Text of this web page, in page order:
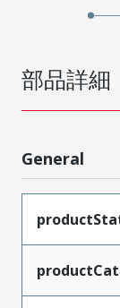
部品詳細
General